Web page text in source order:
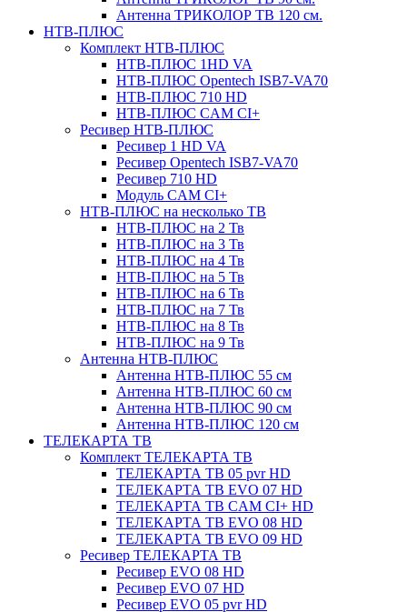
Антенна ТРИКОЛОР ТВ 120 см.
НТВ-ПЛЮС
Комплект НТВ-ПЛЮС
НТВ-ПЛЮС 1HD VA
НТВ-ПЛЮС Opentech ISB7-VA70
НТВ-ПЛЮС 710 HD
НТВ-ПЛЮС CAM CI+
Ресивер НТВ-ПЛЮС
Ресивер 1 HD VA
Ресивер Opentech ISB7-VA70
Ресивер 710 HD
Модуль CAM CI+
НТВ-ПЛЮС на несколько ТВ
НТВ-ПЛЮС на 2 Тв
НТВ-ПЛЮС на 3 Тв
НТВ-ПЛЮС на 4 Тв
НТВ-ПЛЮС на 5 Тв
НТВ-ПЛЮС на 6 Тв
НТВ-ПЛЮС на 7 Тв
НТВ-ПЛЮС на 8 Тв
НТВ-ПЛЮС на 9 Тв
Антенна НТВ-ПЛЮС
Антенна НТВ-ПЛЮС 55 см
Антенна НТВ-ПЛЮС 60 см
Антенна НТВ-ПЛЮС 90 см
Антенна НТВ-ПЛЮС 120 см
ТЕЛЕКАРТА ТВ
Комплект ТЕЛЕКАРТА ТВ
ТЕЛЕКАРТА ТВ 05 pvr HD
ТЕЛЕКАРТА ТВ EVO 07 HD
ТЕЛЕКАРТА ТВ CAM CI+ HD
ТЕЛЕКАРТА ТВ EVO 08 HD
ТЕЛЕКАРТА ТВ EVO 09 HD
Ресивер ТЕЛЕКАРТА ТВ
Ресивер EVO 08 HD
Ресивер EVO 07 HD
Ресивер EVO 05 pvr HD